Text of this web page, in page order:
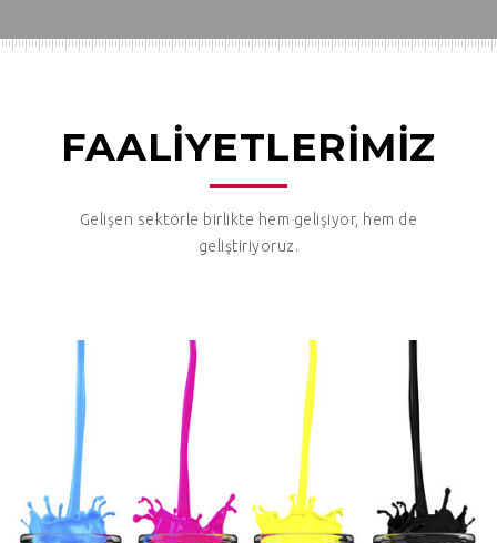
FAALİYETLERİMİZ
Gelişen sektörle birlikte hem gelişiyor, hem de
geliştiriyoruz.